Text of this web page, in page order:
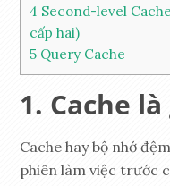
4 Second-level
cấp hai)
5 Query Cache
Cache là
Cache hay bộ nhớ
phiên làm việc trước